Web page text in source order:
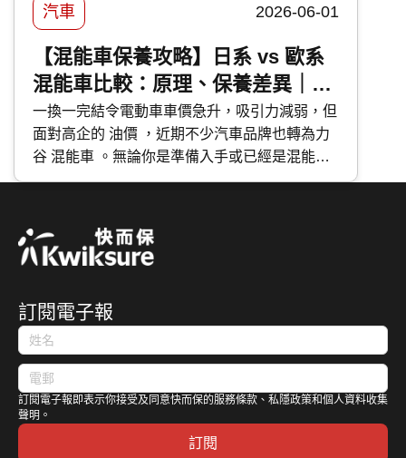
汽車 2026-06-01
【混能車保養攻略】日系 vs 歐系
混能車比較：原理、保養差異｜維
修成本分析
一換一完結令電動車車價急升，吸引力減弱，但
面對高企的 油價 ，近期不少汽車品牌也轉為力
谷 混能車 。無論你是準備入手或已經是混能車
主，應該如何分辨不同種類的混能車？應該如何
歐系混能車特點及混能車保養攻略。
訂閱電子報
訂閱電子報即表示你接受及同意快而保的服務條款、私隱政策和個人資料收集
聲明。
訂閱